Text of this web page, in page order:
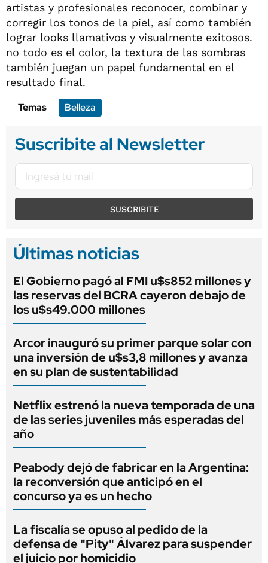
artistas y profesionales reconocer, combinar y
corregir los tonos de la piel, así como también
lograr looks llamativos y visualmente exitosos.
no todo es el color, la textura de las sombras
también juegan un papel fundamental en el
resultado final.
Temas
Belleza
Suscribite al Newsletter
SUSCRIBITE
Últimas noticias
El Gobierno pagó al FMI u$s852 millones y
las reservas del BCRA cayeron debajo de
los u$s49.000 millones
Arcor inauguró su primer parque solar con
una inversión de u$s3,8 millones y avanza
en su plan de sustentabilidad
Netflix estrenó la nueva temporada de una
de las series juveniles más esperadas del
año
Peabody dejó de fabricar en la Argentina:
la reconversión que anticipó en el
concurso ya es un hecho
La fiscalía se opuso al pedido de la
defensa de "Pity" Álvarez para suspender
el juicio por homicidio